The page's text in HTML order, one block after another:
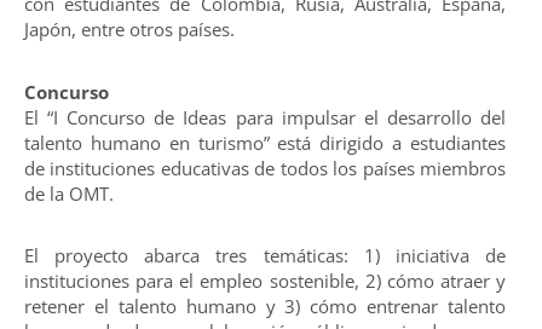
Japón, entre otros países.
Concurso
El “I Concurso de Ideas para impulsar el desarrollo del
talento humano en turismo” está dirigido a estudiantes
de instituciones educativas de todos los países miembros
de la OMT.
El proyecto abarca tres temáticas: 1) iniciativa de
instituciones para el empleo sostenible, 2) cómo atraer y
retener el talento humano y 3) cómo entrenar talento